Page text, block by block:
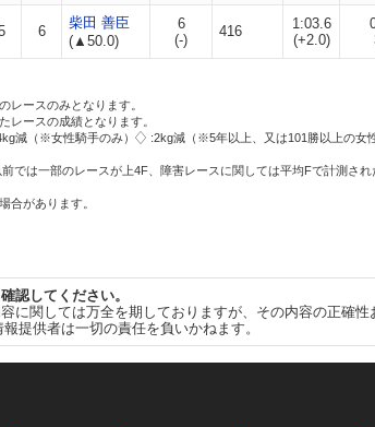
6
柴田 善臣
(▲50.0)
6
(-)
416
1:03.6
(+2.0)
レースのみとなります。
ースの成績となります。
減（※女性騎手のみ）
:2kg減（※5年以上、又は101勝以上の女
では一部のレースが上4F、障害レースに関しては平均Fで計測され
合があります。
認してください。
に関しては万全を期しておりますが、その内容の正確
提供者は一切の責任を負いかねます。